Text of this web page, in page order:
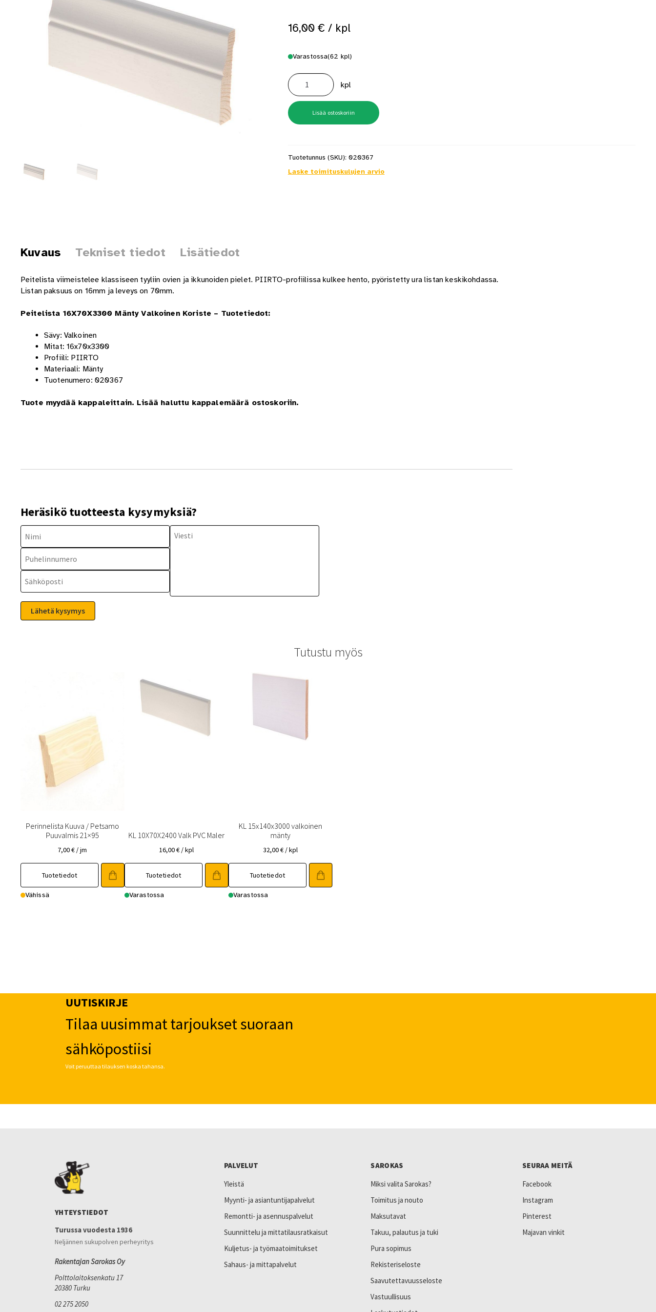
Toimitustavat- ja kulut Tummuneet tai kuivat lauteet? Näin saat saunan puupinnat taas siisteiksi
16,00 € / kpl
Varastossa(62 kpl)
Peitelista
16X70X3300
Valkoinen
Koriste
määrä
kpl
Lisää ostoskoriin
Tuotetunnus (SKU): 020367
Laske toimituskulujen arvio
Kuvaus Tekniset tiedot Lisätiedot
Peitelista viimeistelee klassiseen tyyliin ovien ja ikkunoiden pielet. PIIRTO-profiilissa kulkee hento, pyöristetty ura listan keskikohdassa.
Listan paksuus on 16mm ja leveys on 70mm.
Peitelista 16X70X3300 Mänty Valkoinen Koriste – Tuotetiedot:
Sävy: Valkoinen
Mitat: 16x70x3300
Profiili: PIIRTO
Materiaali: Mänty
Tuotenumero: 020367
Tuote myydää kappaleittain. Lisää haluttu kappalemäärä ostoskoriin.
Heräsikö tuotteesta kysymyksiä?
Tutustu myös
Perinnelista Kuuva / Petsamo
Puuvalmis 21×95
7,00€ / jm
Tuotetiedot
Vähissä
KL 10X70X2400 Valk PVC Maler
16,00€ / kpl
Tuotetiedot
Varastossa
KL 15x140x3000 valkoinen
mänty
32,00€ / kpl
Tuotetiedot
Varastossa
UUTISKIRJE
Tilaa uusimmat tarjoukset suoraan
sähköpostiisi
Voit peruuttaa tilauksen koska tahansa.
YHTEYSTIEDOT
Turussa vuodesta 1936
Neljännen sukupolven perheyritys
Rakentajan Sarokas Oy
Polttolaitoksenkatu 17
20380 Turku
02 275 2050
PALVELUT
Yleistä
Myynti- ja asiantuntijapalvelut
Remontti- ja asennuspalvelut
Suunnittelu ja mittatilausratkaisut
Kuljetus- ja työmaatoimitukset
Sahaus- ja mittapalvelut
SAROKAS
Miksi valita Sarokas?
Toimitus ja nouto
Maksutavat
Takuu, palautus ja tuki
Pura sopimus
Rekisteriseloste
Saavutettavuusseloste
Vastuullisuus
SEURAA MEITÄ
Facebook
Instagram
Pinterest
Majavan vinkit